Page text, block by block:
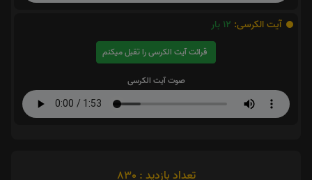
آیت الکرسی: 12 بار
قرائت آیت الکرسی را تقبل میکنم
صوت آیت الکرسی
تعداد بازدید : 830